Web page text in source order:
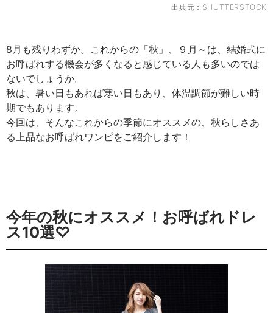
出典元： SHUTTERSTOCK
8月も残りわずか。これからの「秋」、９月～は、結婚式に
お呼ばれする機会が多くなると感じている人も多いのでは
ないでしょうか。
秋は、暑い日もあれば寒い日もあり、体温調節が難しい時
期でもあります。
今回は、そんなこれからの季節にオススメの、秋らしさあ
る上品なお呼ばれワンピをご紹介します！
今年の秋にオススメ！お呼ばれドレ
ス10選♡